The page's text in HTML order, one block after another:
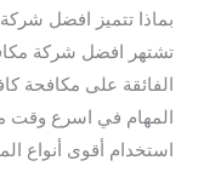
بماذا تتميز افضل
تشتهر افضل شركة
الفائقة على مكافحة
المهام في اسرع وقت
استخدام أقوى أنواع